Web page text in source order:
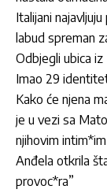
Italijani
labud spreman
Odbjegli ubica iz
Imao 29
Kako će njena
je u vezi sa
njihovim
Anđela otkrila
provoc*ra”